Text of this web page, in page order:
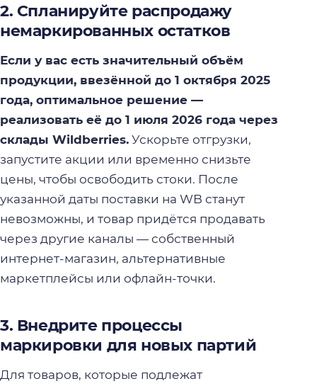
2. Спланируйте распродажу
немаркированных остатков
Если у вас есть значительный объём
продукции, ввезённой до 1 октября 2025
года, оптимальное решение —
реализовать её до 1 июля 2026 года через
склады Wildberries. Ускорьте отгрузки,
запустите акции или временно снизьте
цены, чтобы освободить стоки. После
указанной даты поставки на WB станут
невозможны, и товар придётся продавать
через другие каналы — собственный
интернет-магазин, альтернативные
маркетплейсы или офлайн-точки.
3. Внедрите процессы
маркировки для новых партий
Для товаров, которые подлежат